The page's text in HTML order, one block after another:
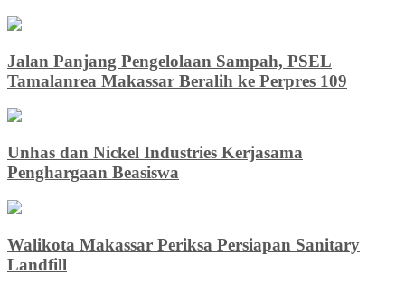
Jalan Panjang Pengelolaan Sampah, PSEL
Tamalanrea Makassar Beralih ke Perpres 109
Unhas dan Nickel Industries Kerjasama
Penghargaan Beasiswa
Walikota Makassar Periksa Persiapan Sanitary
Landfill